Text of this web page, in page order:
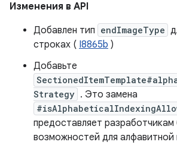
Изменения в API
Добавлен тип endImageType
строках ( I8865b )
Добавьте
Strategy . Это замена
предоставляет разработчикам
возможностей для алфавитной